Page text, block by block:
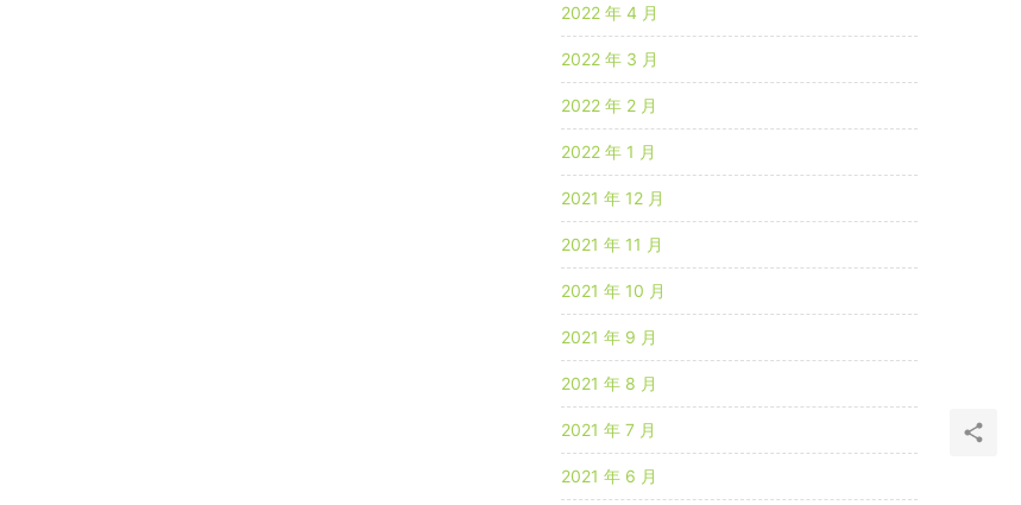
2022 年 4 月
2022 年 3 月
2022 年 2 月
2022 年 1 月
2021 年 12 月
2021 年 11 月
2021 年 10 月
2021 年 9 月
2021 年 8 月
2021 年 7 月
2021 年 6 月